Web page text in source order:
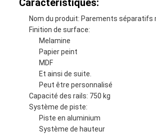
Caractéristiques:
Nom du produit: Parements séparatifs
Finition de surface:
Melamine
Papier peint
MDF
Et ainsi de suite.
Peut être personnalisé
Capacité des rails: 750 kg
Système de piste:
Piste en aluminium
Système de hauteur